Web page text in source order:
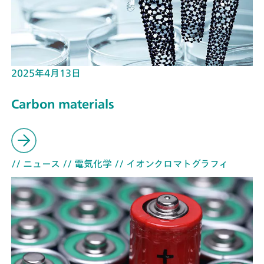
2025年4月13日
Carbon materials
// ニュース // 電気化学 // イオンクロマトグラフィ